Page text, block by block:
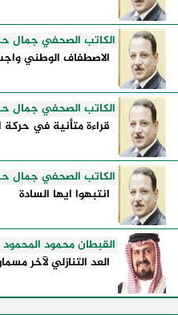
الكاتب الصحفي جمال
الاصطفاف الوطني
الكاتب الصحفي جمال
قراءة متأنية في حركة
الكاتب الصحفي جمال
انتبهوا ايها السادة
القبطان محمود المحمود
العد التنازلي لآخر